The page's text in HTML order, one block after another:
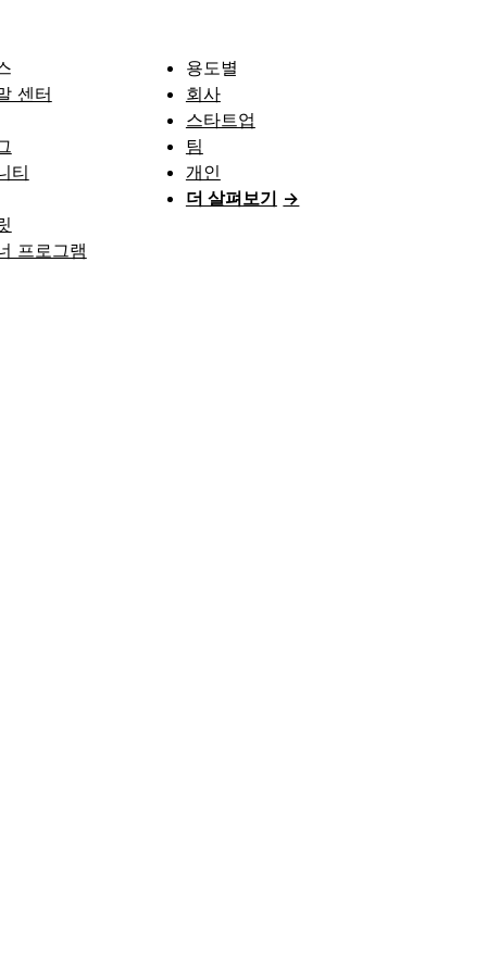
센터
티
프로그램
용도별
회사
스타트업
팀
개인
더 살펴보기 →